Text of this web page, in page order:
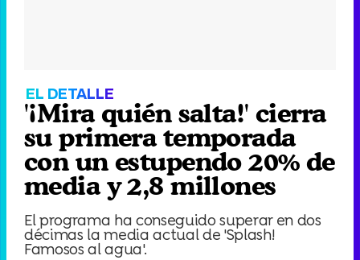
EL DETALLE
'¡Mira quién salta!' cierra
su primera temporada
con un estupendo 20% de
media y 2,8 millones
El programa ha conseguido superar en dos
décimas la media actual de 'Splash!
Famosos al agua'.